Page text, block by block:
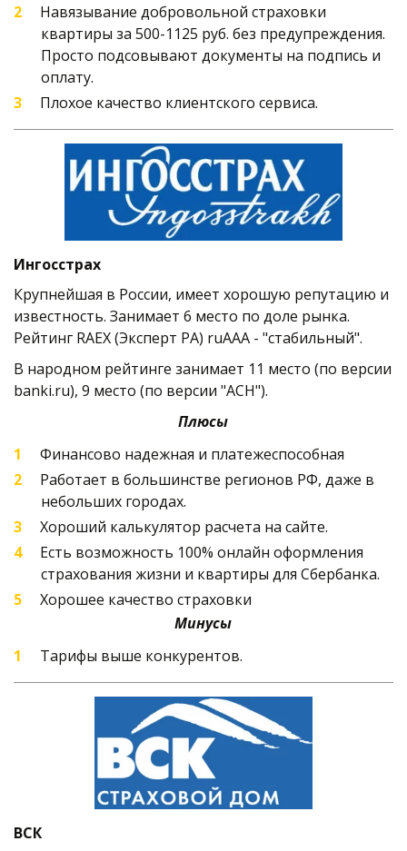
Навязывание добровольной страховки
квартиры за 500-1125 руб. без предупреждения.
Просто подсовывают документы на подпись и
оплату.
Плохое качество клиентского сервиса.
Ингосстрах
Крупнейшая в России, имеет хорошую репутацию и
известность. Занимает 6 место по доле рынка.
Рейтинг RAEX (Эксперт РА) ruAAA - "стабильный".
В народном рейтинге занимает 11 место (по версии
banki.ru), 9 место (по версии "АСН").
Плюсы
Финансово надежная и платежеспособная
Работает в большинстве регионов РФ, даже в
небольших городах.
Хороший калькулятор расчета на сайте.
Есть возможность 100% онлайн оформления
страхования жизни и квартиры для Сбербанка.
Хорошее качество страховки
Минусы
Тарифы выше конкурентов.
ВСК